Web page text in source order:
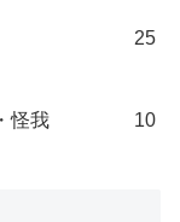
25
怪我 10